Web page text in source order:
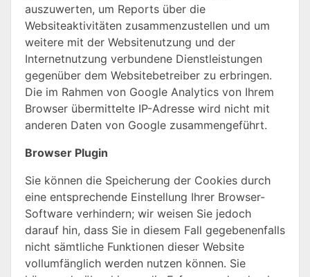
auszuwerten, um Reports über die
Websiteaktivitäten zusammenzustellen und um
weitere mit der Websitenutzung und der
Internetnutzung verbundene Dienstleistungen
gegenüber dem Websitebetreiber zu erbringen.
Die im Rahmen von Google Analytics von Ihrem
Browser übermittelte IP-Adresse wird nicht mit
anderen Daten von Google zusammengeführt.
Browser Plugin
Sie können die Speicherung der Cookies durch
eine entsprechende Einstellung Ihrer Browser-
Software verhindern; wir weisen Sie jedoch
darauf hin, dass Sie in diesem Fall gegebenenfalls
nicht sämtliche Funktionen dieser Website
vollumfänglich werden nutzen können. Sie